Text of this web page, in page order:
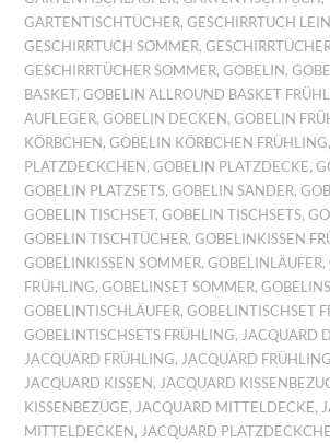
GARTENTISCHTÜCHER,GESCHIRRTUCH
GESCHIRRTUCH SOMMER,
GESCHIRRTÜCHER SOMMER,GOBELIN ,
BASKET,GOBELIN ALLROUND BASKET
AUFLEGER,GOBELIN DECKEN ,GOBELIN
KÖRBCHEN ,GOBELIN KÖRBCHEN FRÜHLING
PLATZDECKCHEN ,GOBELIN PLATZDECKE,
GOBELIN PLATZSETS,GOBELIN SANDER,
GOBELIN TISCHSET,GOBELIN TISCHSETS,
GOBELIN TISCHTÜCHER,GOBELINKISSEN
GOBELINKISSEN SOMMER,GOBELINLÄUFER,
FRÜHLING,GOBELINSET SOMMER,
GOBELINTISCHLÄUFER,GOBELINTISCHSET
GOBELINTISCHSETS FRÜHLING, JACQUARD
JACQUARD FRÜHLING, JACQUARD
JACQUARD KISSEN , JACQUARD
KISSENBEZÜGE, JACQUARD MITTELDECKE,
MITTELDECKEN , JACQUARD